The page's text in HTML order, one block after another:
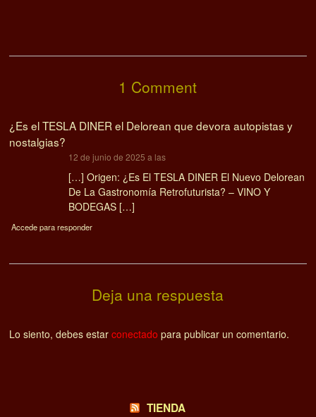
1 Comment
¿Es el TESLA DINER el Delorean que devora autopistas y
nostalgias?
12 de junio de 2025 a las
[…] Origen: ¿Es El TESLA DINER El Nuevo Delorean
De La Gastronomía Retrofuturista? – VINO Y
BODEGAS […]
Accede para responder
Deja una respuesta
Lo siento, debes estarconectado para publicar un comentario.
TIENDA